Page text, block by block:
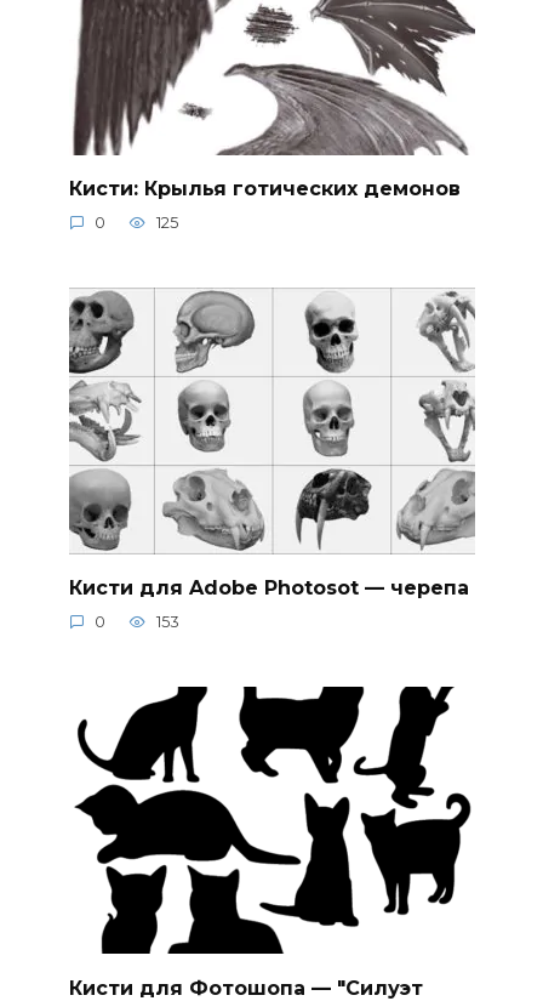
Кисти: Крылья готических демонов
0 125
Кисти для Adobe Photosot — черепа
0 153
Кисти для Фотошопа — "Силуэт